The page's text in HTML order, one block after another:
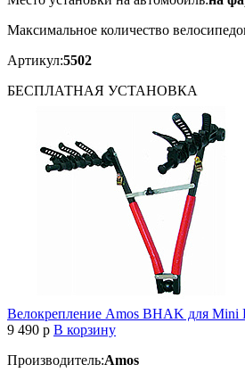
Максимальное количество
Артикул:5502
БЕСПЛАТНАЯ УСТАНОВКА
Велокрепление Amos BHAK для Mini
9 490 p В корзину
Производитель:Amos